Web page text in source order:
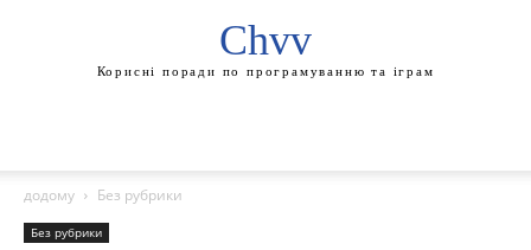
Chvv
Корисні поради по програмуванню та іграм
додому Без рубрики
Без рубрики